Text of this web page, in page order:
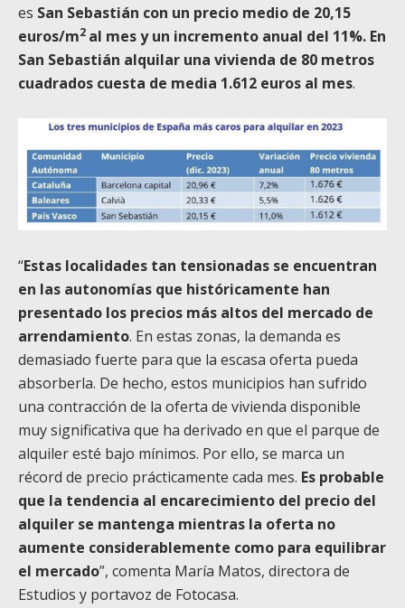
es San Sebastián con un precio medio de 20,15
euros/m2 al mes y un incremento anual del 11%. En
San Sebastián alquilar una vivienda de 80 metros
cuadrados cuesta de media 1.612 euros al mes.
“Estas localidades tan tensionadas se encuentran
en las autonomías que históricamente han
presentado los precios más altos del mercado de
arrendamiento. En estas zonas, la demanda es
demasiado fuerte para que la escasa oferta pueda
absorberla. De hecho, estos municipios han sufrido
una contracción de la oferta de vivienda disponible
muy significativa que ha derivado en que el parque de
alquiler esté bajo mínimos. Por ello, se marca un
récord de precio prácticamente cada mes. Es probable
que la tendencia al encarecimiento del precio del
alquiler se mantenga mientras la oferta no
aumente considerablemente como para equilibrar
el mercado”, comenta María Matos, directora de
Estudios y portavoz de Fotocasa.